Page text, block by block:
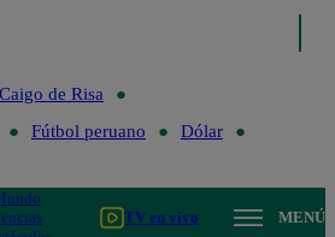
de Risa
Fútbol peruano
Dólar
TV en vivo MENÚ